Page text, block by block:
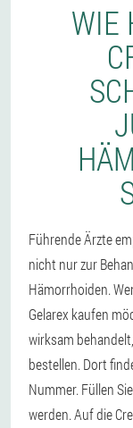
WIE
Führende Ärzte
nicht nur zur
Hämorrhoiden.
Gelarex kaufen
wirksam
bestellen. Dort
Nummer. Füllen
werden. Auf die